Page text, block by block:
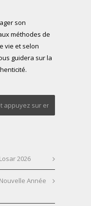
son
méthodes de
vie et selon
guidera sur la
2026
Année